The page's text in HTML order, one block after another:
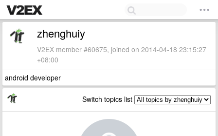
zhenghuiy
V2EX member #60675, joined on 2014-04-18 23:15:27
+08:00
android developer
Switch topics list